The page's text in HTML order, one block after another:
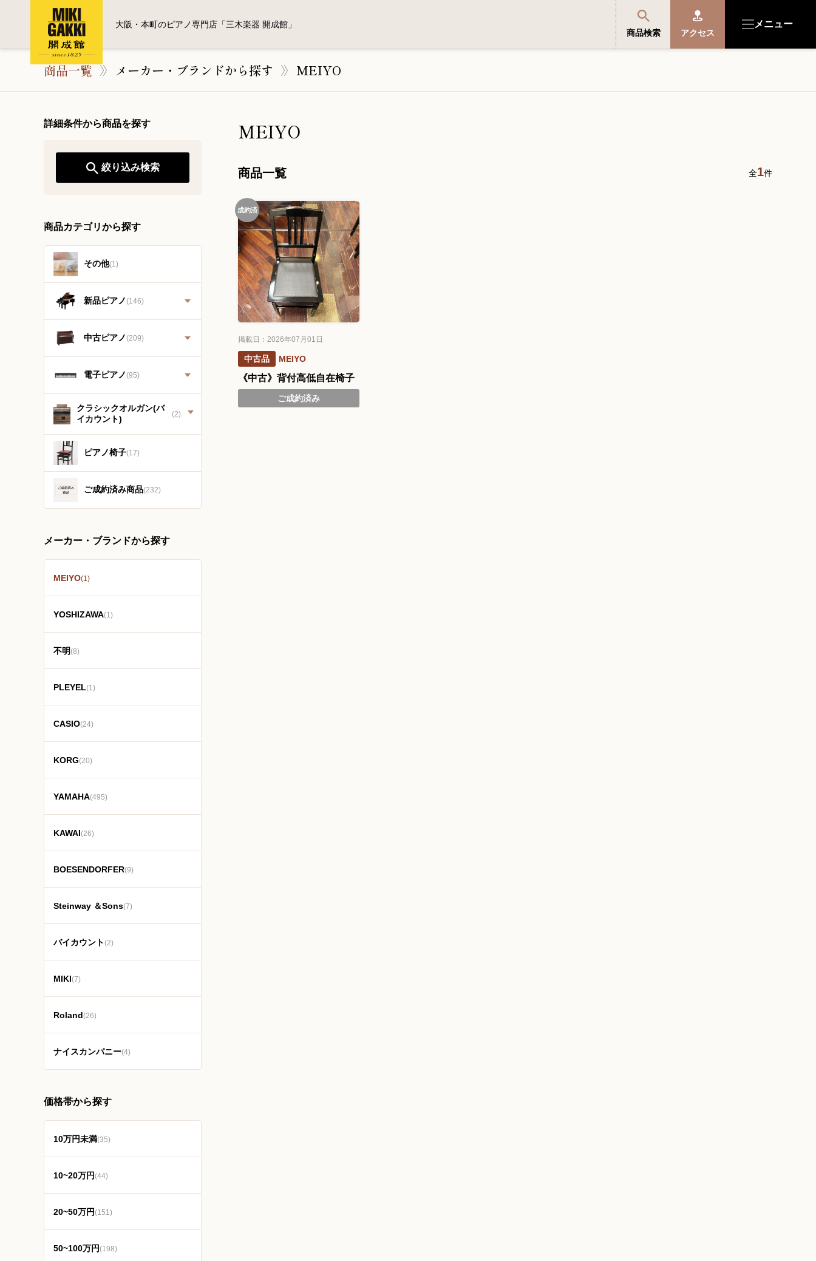
商品検索 アクセス
メニュー
大阪・本町のピアノ専門店「三木楽器 開成館」
商品一覧 メーカー・ブランドから探す MEIYO
MEIYO
商品一覧 全1件
成約済
掲載日：2026年07月01日
中古品 MEIYO
《中古》背付高低自在椅子
ご成約済み
詳細条件から商品を探す
絞り込み検索
商品カテゴリから探す
その他(1)
新品ピアノ(146)
中古ピアノ(209)
電子ピアノ(95)
クラシックオルガン(バ
イカウント)
(2)
ピアノ椅子(17)
ご成約済み商品(232)
メーカー・ブランドから探す
MEIYO(1)
YOSHIZAWA(1)
不明(8)
PLEYEL(1)
CASIO(24)
KORG(20)
YAMAHA(495)
KAWAI(26)
BOESENDORFER(9)
Steinway ＆Sons(7)
バイカウント(2)
MIKI(7)
Roland(26)
ナイスカンパニー(4)
価格帯から探す
10万円未満(35)
10~20万円(44)
20~50万円(151)
50~100万円(198)